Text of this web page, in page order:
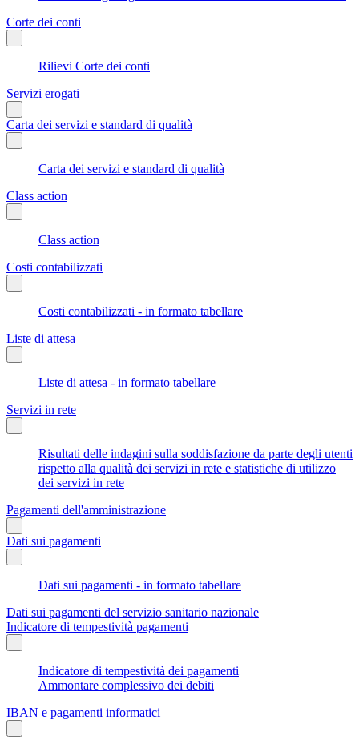
Corte dei conti
Rilievi Corte dei conti
Servizi erogati
Carta dei servizi e standard di qualità
Carta dei servizi e standard di qualità
Class action
Class action
Costi contabilizzati
Costi contabilizzati - in formato tabellare
Liste di attesa
Liste di attesa - in formato tabellare
Servizi in rete
Risultati delle indagini sulla soddisfazione da parte degli utenti
rispetto alla qualità dei servizi in rete e statistiche di utilizzo
dei servizi in rete
Pagamenti dell'amministrazione
Dati sui pagamenti
Dati sui pagamenti - in formato tabellare
Dati sui pagamenti del servizio sanitario nazionale
Indicatore di tempestività pagamenti
Indicatore di tempestività dei pagamenti
Ammontare complessivo dei debiti
IBAN e pagamenti informatici